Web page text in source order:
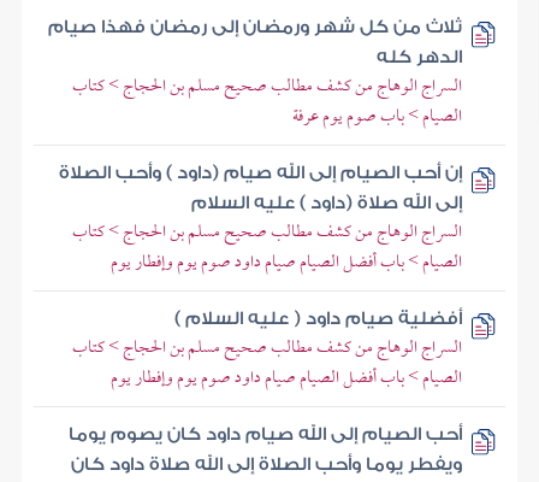
ثلاث من كل شهر ورمضان إلى رمضان فهذا صيام
الدهر كله
السراج الوهاج من كشف مطالب صحيح مسلم بن الحجاج > كتاب
الصيام > باب صوم يوم عرفة
إن أحب الصيام إلى الله صيام (داود ) وأحب الصلاة
إلى الله صلاة (داود ) عليه السلام
السراج الوهاج من كشف مطالب صحيح مسلم بن الحجاج > كتاب
الصيام > باب أفضل الصيام صيام داود صوم يوم وإفطار يوم
أفضلية صيام داود ( عليه السلام )
السراج الوهاج من كشف مطالب صحيح مسلم بن الحجاج > كتاب
الصيام > باب أفضل الصيام صيام داود صوم يوم وإفطار يوم
أحب الصيام إلى الله صيام داود كان يصوم يوما
ويفطر يوما وأحب الصلاة إلى الله صلاة داود كان